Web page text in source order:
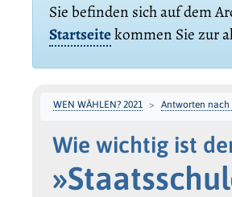
Sie befinden sich auf dem
Startseitekommen Sie zur
WEN WÄHLEN? 2021 Antworten nach
Wie wichtig ist